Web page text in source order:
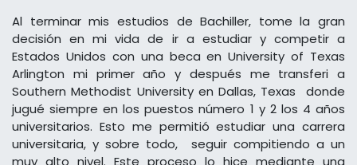
Al terminar mis estudios de Bachiller, tome la gran
decisión en mi vida de ir a estudiar y competir a
Estados Unidos con una beca en University of Texas
Arlington mi primer año y después me transferi a
Southern Methodist University en Dallas, Texas donde
jugué siempre en los puestos número 1 y 2 los 4 años
universitarios. Esto me permitió estudiar una carrera
universitaria, y sobre todo, seguir compitiendo a un
muy alto nivel. Este proceso lo hice mediante una